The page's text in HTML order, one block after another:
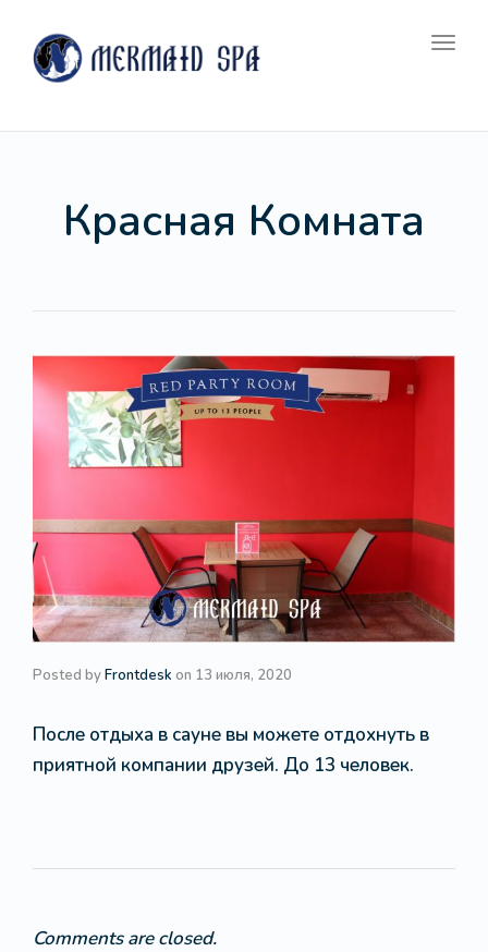
Красная Комната
Posted byFrontdesk on 13 июля, 2020
После отдыха в сауне вы можете отдохнуть в
приятной компании друзей. До 13 человек.
Comments are closed.